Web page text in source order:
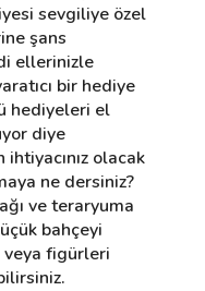
sevgiliye özel
şans
ellerinizle
bir hediye
hediyeleri el
diye
olacak
ne dersiniz?
ve teraryuma
bahçeyi
veya figürleri